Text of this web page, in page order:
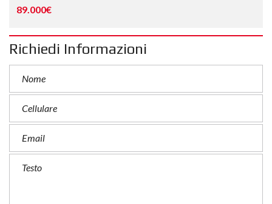
89.000€
Richiedi Informazioni